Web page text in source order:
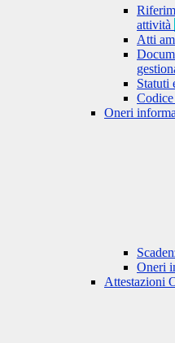
attività
Atti
Statuti
Oneri
Oneri
Attestazioni